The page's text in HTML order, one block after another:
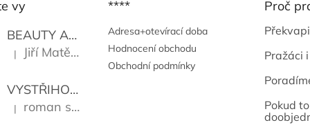
vy
BEAUTY AND THE BEAT
Go Go's
Hodnocení produktu je 5 z 5 hvězdiček.
| Jiří Matějů
VYSTŘIHOVÁNKY - PRAŽSKÉ PAMÁTKY Kropáček
Hodnocení produktu je 5 z 5 hvězdiček.
| roman sekanina
****
Adresa+otevírací doba
Hodnocení obchodu
Obchodní podmínky
Proč
Pražáci
Pokud